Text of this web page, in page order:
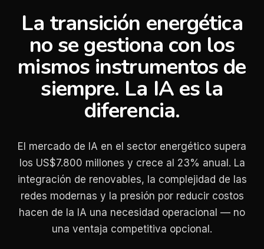
La transición energética
no se gestiona con los
mismos instrumentos de
siempre. La IA es la
diferencia.
El mercado de IA en el sector energético supera
los US$7.800 millones y crece al 23% anual. La
integración de renovables, la complejidad de las
redes modernas y la presión por reducir costos
hacen de la IA una necesidad operacional — no
una ventaja competitiva opcional.